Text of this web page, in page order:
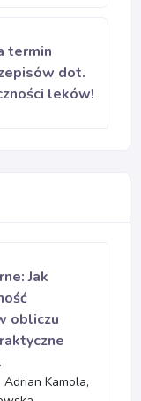
termin
dot.
leków!
Jak
obliczu
Kamola,